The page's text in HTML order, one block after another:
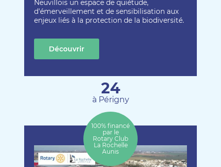
Neuvillois un espace de quiétude,
d'émerveillement et de sensibilisation aux
enjeux liés à la protection de la biodiversité.
Découvrir
24
à Périgny
100% financé
par le
Rotary Club
La Rochelle
Aunis